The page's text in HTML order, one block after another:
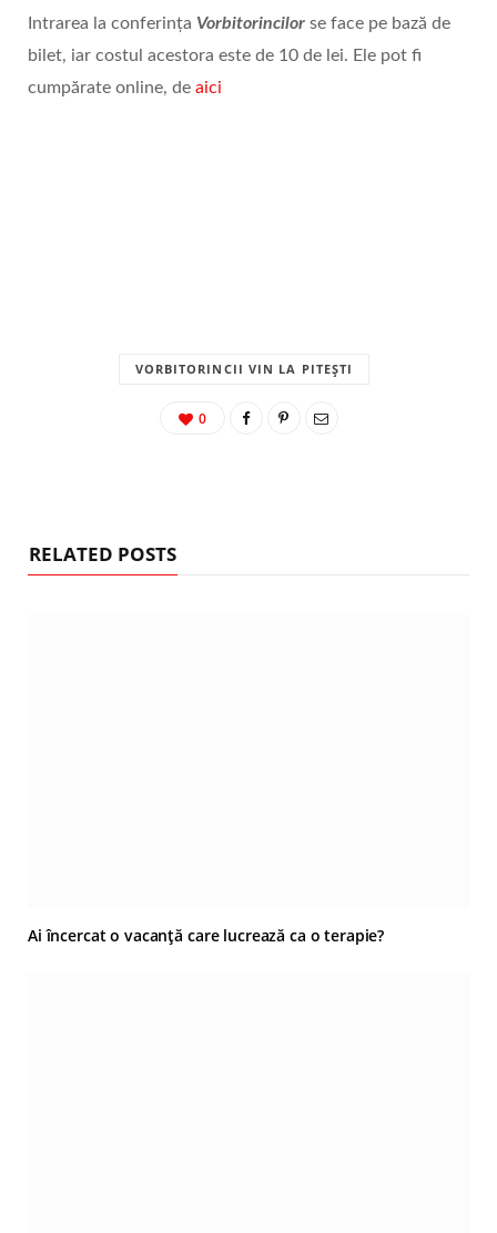
Intrarea la conferința Vorbitorincilor se face pe bază de
bilet, iar costul acestora este de 10 de lei. Ele pot fi
cumpărate online, de aici
VORBITORINCII VIN LA PITEȘTI
0
RELATED POSTS
Ai încercat o vacanță care lucrează ca o terapie?